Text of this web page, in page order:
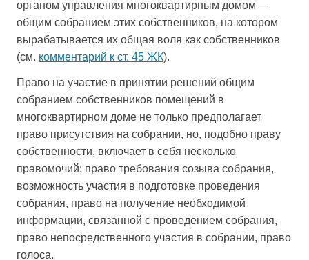
органом управления многоквартирным домом —
общим собранием этих собственников, на котором
вырабатывается их общая воля как собственников
(см. комментарий к ст. 45 ЖК).
Право на участие в принятии решений общим
собранием собственников помещений в
многоквартирном доме не только предполагает
право присутствия на собрании, но, подобно праву
собственности, включает в себя несколько
правомочий: право требования созыва собрания,
возможность участия в подготовке проведения
собрания, право на получение необходимой
информации, связанной с проведением собрания,
право непосредственного участия в собрании, право
голоса.